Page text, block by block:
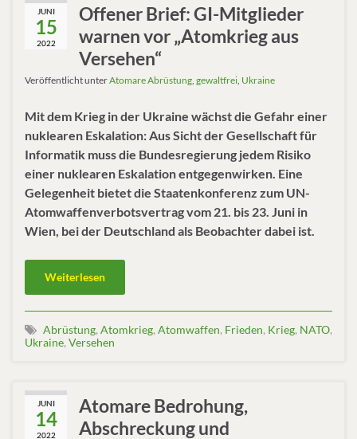
JUNI
15
2022
Offener Brief: GI-Mitglieder
warnen vor „Atomkrieg aus
Versehen“
Veröffentlicht unterAtomare Abrüstung gewaltfrei Ukraine
Mit dem Krieg in der Ukraine wächst die Gefahr einer
nuklearen Eskalation: Aus Sicht der Gesellschaft für
Informatik muss die Bundesregierung jedem Risiko
einer nuklearen Eskalation entgegenwirken. Eine
Gelegenheit bietet die Staatenkonferenz zum UN-
Atomwaffenverbotsvertrag vom 21. bis 23. Juni in
Wien, bei der Deutschland als Beobachter dabei ist.
Weiterlesen
Abrüstung, Atomkrieg, Atomwaffen, Frieden, Krieg, NATO,
Ukraine, Versehen
JUNI
14
2022
Atomare Bedrohung,
Abschreckung und